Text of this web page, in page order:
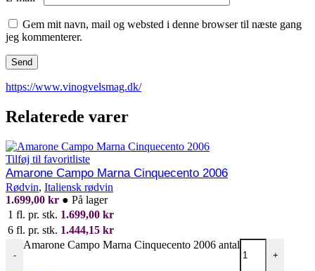
Gem mit navn, mail og websted i denne browser til næste gang
jeg kommenterer.
https://www.vinogvelsmag.dk/
Relaterede varer
Tilføj til favoritliste
Amarone Campo Marna Cinquecento 2006
Rødvin, Italiensk rødvin
1.699,00 kr ● På lager
1 fl. pr. stk. 1.699,00 kr
6 fl. pr. stk. 1.444,15 kr
-
Amarone Campo Marna Cinquecento 2006 antal
+